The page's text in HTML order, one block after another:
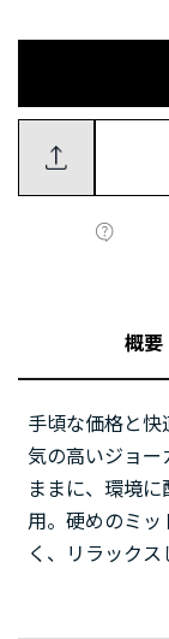
概要
手頃な価格と快
気の高いジョー
ままに、環境
用。硬めのミッ
く、リラックス